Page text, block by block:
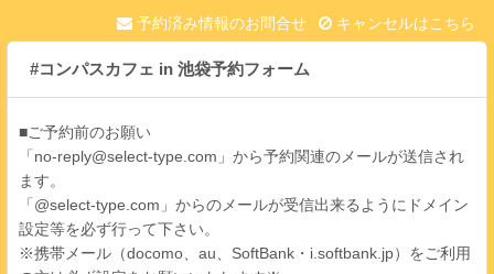
予約済み情報のお問合せ キャンセルはこちら
#コンパスカフェ in 池袋予約フォーム
■ご予約前のお願い
「no-reply@select-type.com」から予約関連のメールが送信され
ます。
「@select-type.com」からのメールが受信出来るようにドメイン
設定等を必ず行って下さい。
※携帯メール（docomo、au、SoftBank・i.softbank.jp）をご利用